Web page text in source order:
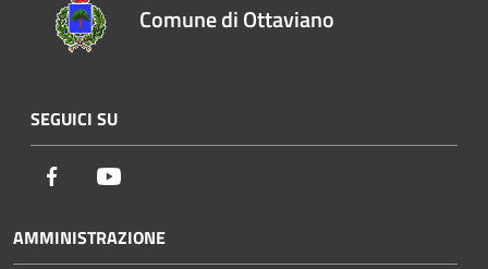
Comune di Ottaviano
SEGUICI SU
Facebook
AMMINISTRAZIONE